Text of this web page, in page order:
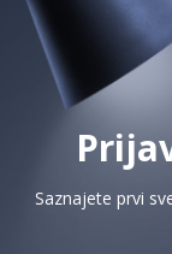
Saznajete prvi